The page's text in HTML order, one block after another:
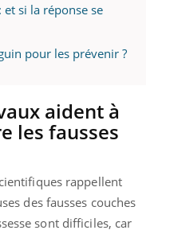
et si la réponse se
pour les prévenir ?
aident à
les fausses
rappellent
des fausses couches
sont difficiles, car